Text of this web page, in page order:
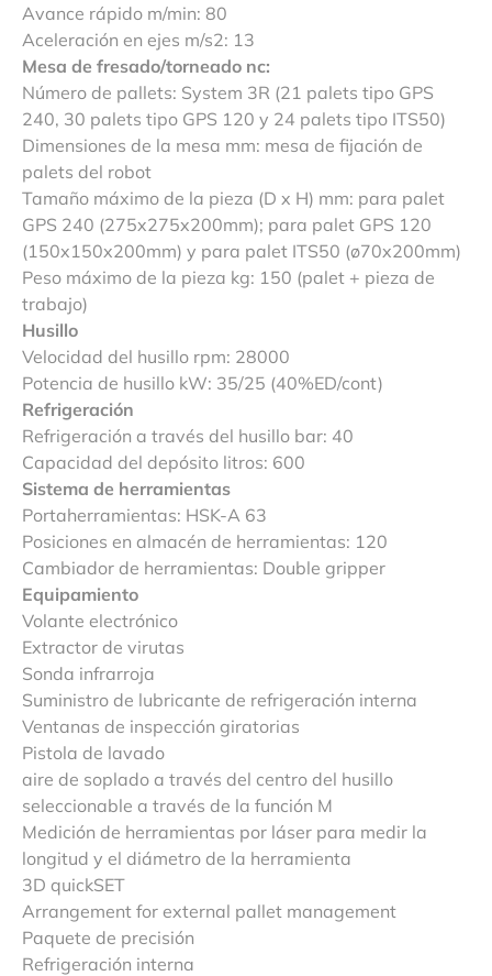
Avance rápido m/min: 80
Aceleración en ejes m/s2: 13
Mesa de fresado/torneado nc:
Número de pallets: System 3R (21 palets tipo GPS
240, 30 palets tipo GPS 120 y 24 palets tipo ITS50)
Dimensiones de la mesa mm: mesa de fijación de
palets del robot
Tamaño máximo de la pieza (D x H) mm: para palet
GPS 240 (275x275x200mm); para palet GPS 120
(150x150x200mm) y para palet ITS50 (ø70x200mm)
Peso máximo de la pieza kg: 150 (palet + pieza de
trabajo)
Husillo
Velocidad del husillo rpm: 28000
Potencia de husillo kW: 35/25 (40%ED/cont)
Refrigeración
Refrigeración a través del husillo bar: 40
Capacidad del depósito litros: 600
Sistema de herramientas
Portaherramientas: HSK-A 63
Posiciones en almacén de herramientas: 120
Cambiador de herramientas: Double gripper
Equipamiento
Volante electrónico
Extractor de virutas
Sonda infrarroja
Suministro de lubricante de refrigeración interna
Ventanas de inspección giratorias
Pistola de lavado
aire de soplado a través del centro del husillo
seleccionable a través de la función M
Medición de herramientas por láser para medir la
longitud y el diámetro de la herramienta
3D quickSET
Arrangement for external pallet management
Paquete de precisión
Refrigeración interna